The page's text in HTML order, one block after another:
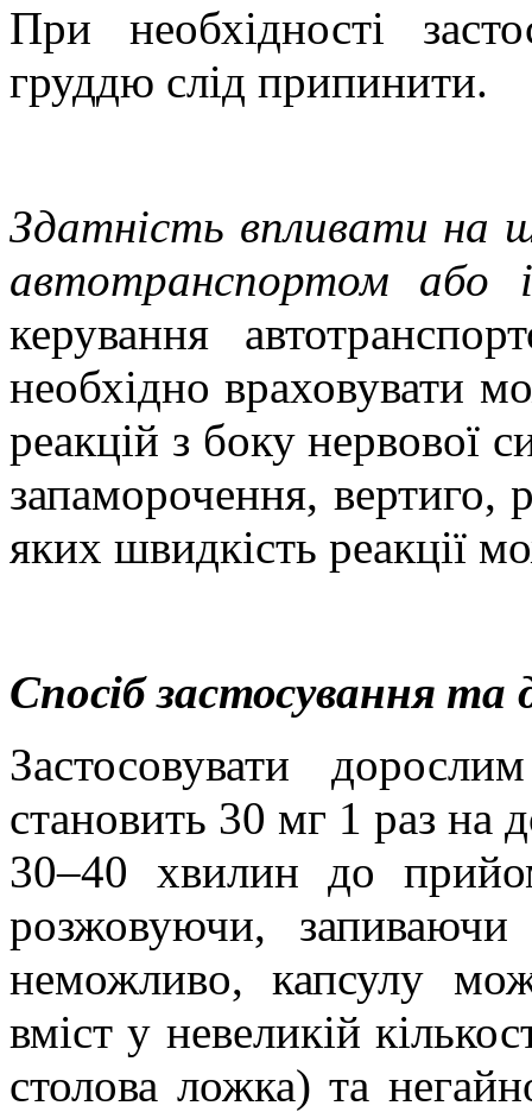
При необхідності
груддю слід припинити.
Здатність впливати на
автотранспортом або
керування
необхідно враховувати
реакцій з боку нервової
запаморочення, вертиго,
яких швидкість реакції
Спосіб застосування та
Застосовувати
становить 30 мг 1 раз на
30–40 хвилин до
розжовуючи,
неможливо, капсулу
вміст у невеликій
столова ложка) та